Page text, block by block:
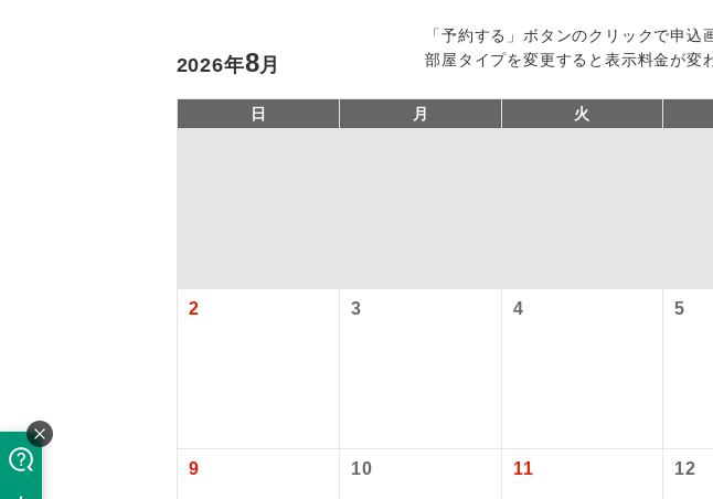
「予約する」ボタンのクリックで申込
部屋タイプを変更すると表示料金が変
2026年8月
日 月 火
2 3 4 5
9 10 11 12
現地添乗員同行
現地到着空